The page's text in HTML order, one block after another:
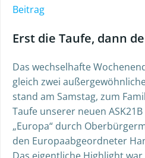
Beitrag
Erst die Taufe, dann
Das wechselhafte
gleich zwei
stand am Samstag, zum
Taufe unserer neuen
„Europa“ durch
den Europaabgeordneter